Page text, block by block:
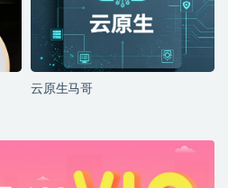
云原生马哥